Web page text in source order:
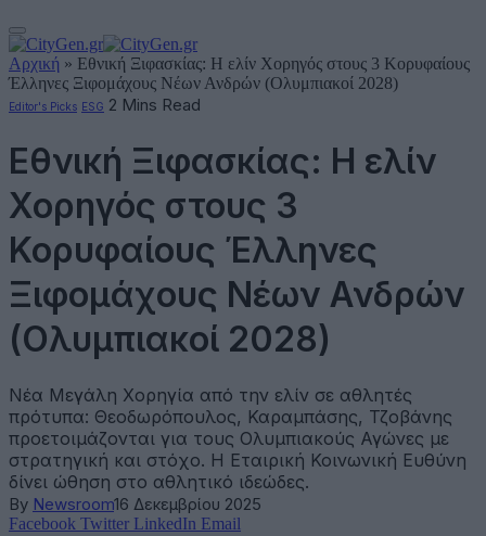
Αρχική » Εθνική Ξιφασκίας: Η ελίν Χορηγός στους 3 Κορυφαίους
Έλληνες Ξιφομάχους Νέων Ανδρών (Ολυμπιακοί 2028)
Editor's Picks ESG 2 Mins Read
Εθνική Ξιφασκίας: Η ελίν
Χορηγός στους 3
Κορυφαίους Έλληνες
Ξιφομάχους Νέων Ανδρών
(Ολυμπιακοί 2028)
Νέα Μεγάλη Χορηγία από την ελίν σε αθλητές
πρότυπα: Θεοδωρόπουλος, Καραμπάσης, Τζοβάνης
προετοιμάζονται για τους Ολυμπιακούς Αγώνες με
στρατηγική και στόχο. Η Εταιρική Κοινωνική Ευθύνη
δίνει ώθηση στο αθλητικό ιδεώδες.
By Newsroom16 Δεκεμβρίου 2025
Facebook Twitter LinkedIn Email